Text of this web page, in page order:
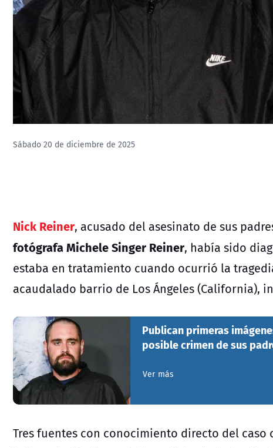
Sábado 20 de diciembre de 2025
Nick Reiner, acusado del asesinato de sus
fotógrafa Michele Singer Reiner, había sido
estaba en tratamiento cuando ocurrió la
acaudalado barrio de Los Ángeles (California),
Publican primeras
posible crimen de sus
Ver más
Tres fuentes con conocimiento directo del